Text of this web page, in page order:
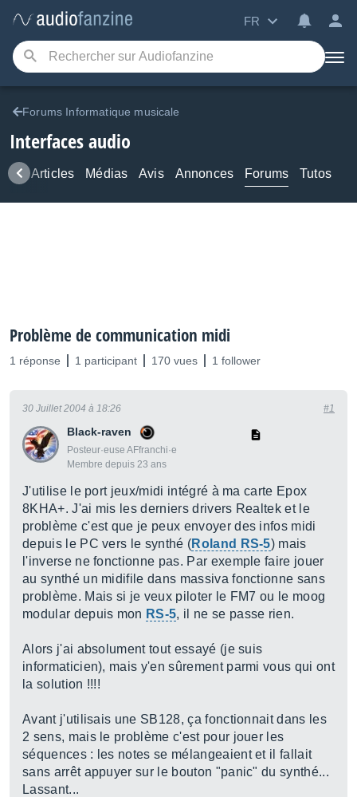
FR
Forums Informatique musicale
Interfaces audio
Articles Médias Avis Annonces Forums Tutos
Problème de communication midi
1 réponse 1 participant 170 vues 1 follower
Black-raven
Posteur·euse AFfranchi·e
Membre depuis 23 ans
30 Juillet 2004 à 18:26 #1
J'utilise le port jeux/midi intégré à ma carte Epox
8KHA+. J'ai mis les derniers drivers Realtek et le
problème c'est que je peux envoyer des infos midi
depuis le PC vers le synthé (Roland RS-5) mais
l'inverse ne fonctionne pas. Par exemple faire jouer
au synthé un midifile dans massiva fonctionne sans
problème. Mais si je veux piloter le FM7 ou le moog
modular depuis mon RS-5, il ne se passe rien.
Alors j'ai absolument tout essayé (je suis
informaticien), mais y'en sûrement parmi vous qui ont
la solution !!!!
Avant j'utilisais une SB128, ça fonctionnait dans les
2 sens, mais le problème c'est pour jouer les
séquences : les notes se mélangeaient et il fallait
sans arrêt appuyer sur le bouton "panic" du synthé...
Lassant...